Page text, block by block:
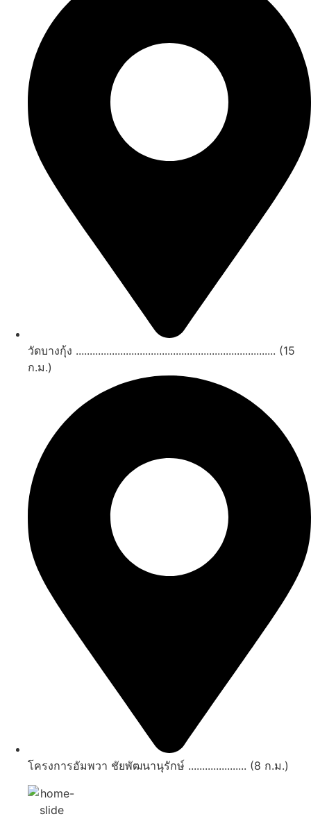
วัดบางกุ้ง ........................................................................ (15
ก.ม.)
โครงการอัมพวา ชัยพัฒนานุรักษ์ ..................... (8 ก.ม.)